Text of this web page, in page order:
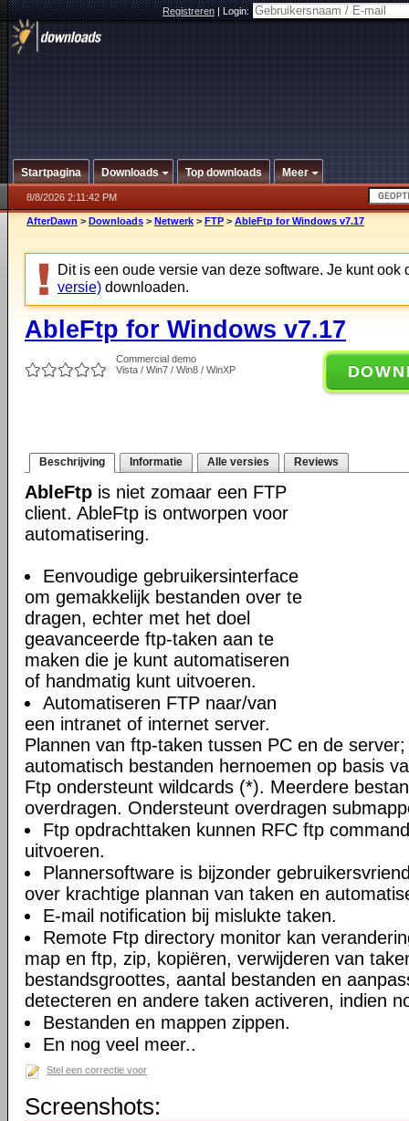
Registreren|Login:
Startpagina Downloads Top downloads Meer
8/8/2026 2:11:42 PM
AfterDawn > Downloads > Netwerk > FTP > AbleFtp for Windows v7.17
Dit is een oude versie van deze software. Je kunt ook
versie) downloaden.
AbleFtp for Windows v7.17
Commercial demo
Vista / Win7 / Win8 / WinXP
Beschrijving Informatie Alle versies Reviews
AbleFtp is niet zomaar een FTP
client. AbleFtp is ontworpen voor
automatisering.
Eenvoudige gebruikersinterface
om gemakkelijk bestanden over te
dragen, echter met het doel
geavanceerde ftp-taken aan te
maken die je kunt automatiseren
of handmatig kunt uitvoeren.
Automatiseren FTP naar/van
een intranet of internet server.
Plannen van ftp-taken tussen PC en de
automatisch bestanden hernoemen op basis
Ftp ondersteunt wildcards (*). Meerdere
overdragen. Ondersteunt overdragen
Ftp opdrachttaken kunnen RFC ftp
uitvoeren.
Plannersoftware is bijzonder
over krachtige plannan van taken en
E-mail notification bij mislukte taken.
Remote Ftp directory monitor kan
map en ftp, zip, kopiëren, verwijderen van
bestandsgroottes, aantal bestanden en
detecteren en andere taken activeren, indien
Bestanden en mappen zippen.
En nog veel meer..
Stel een correctie voor
Screenshots: